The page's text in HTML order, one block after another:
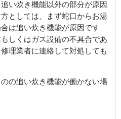
い炊き機能以外の部分が原因
としては、まず蛇口からお湯
は追い炊き機能が原因です
しくはガス設備の不具合であ
理業者に連絡して対処しても
の追い炊き機能が働かない場